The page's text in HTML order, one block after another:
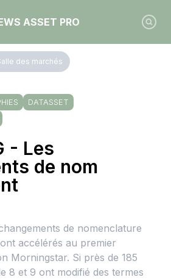
ASSET PRO
des marchés
DATASSET
- Les
de nom
de nomenclature
accélérés au premier
Morningstar. Si près de 185
8 et 9 ont modifié des termes